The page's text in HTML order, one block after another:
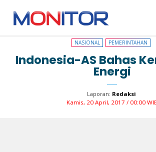
NASIONAL PEMERINTAHAN
NASIONAL PEMERINTAHAN
Indonesia-AS Bahas
Energi
Laporan: Redaksi
Kamis, 20 April, 2017 / 00:00